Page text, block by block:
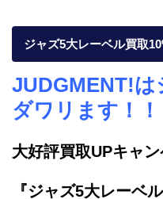
ジャズ5大レーベル買取
JUDGMENT!は
ダワリます！！
大好評買取UPキャン
『ジャズ5大レーベ